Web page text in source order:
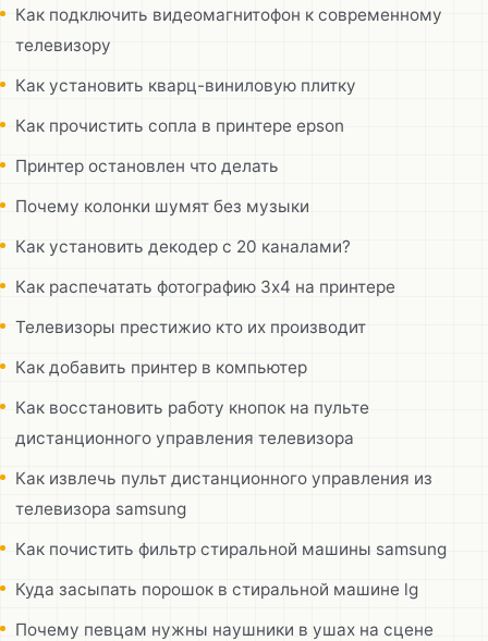
Как подключить видеомагнитофон к современному
телевизору
Как установить кварц-виниловую плитку
Как прочистить сопла в принтере epson
Принтер остановлен что делать
Почему колонки шумят без музыки
Как установить декодер с 20 каналами?
Как распечатать фотографию 3х4 на принтере
Телевизоры престижио кто их производит
Как добавить принтер в компьютер
Как восстановить работу кнопок на пульте
дистанционного управления телевизора
Как извлечь пульт дистанционного управления из
телевизора samsung
Как почистить фильтр стиральной машины samsung
Куда засыпать порошок в стиральной машине lg
Почему певцам нужны наушники в ушах на сцене